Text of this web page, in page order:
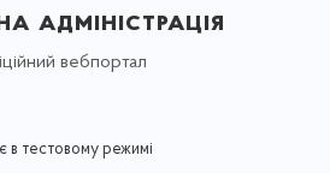
адміністрація
вебпортал
в тестовому режимі